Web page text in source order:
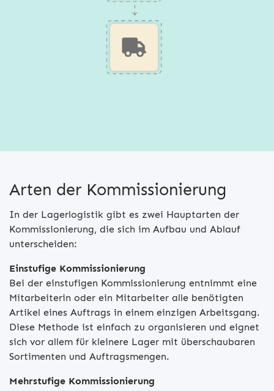
Arten der Kommissionierung
In der Lagerlogistik gibt es zwei Hauptarten der
Kommissionierung, die sich im Aufbau und Ablauf
unterscheiden:
Einstufige Kommissionierung
Bei der einstufigen Kommissionierung entnimmt eine
Mitarbeiterin oder ein Mitarbeiter alle benötigten
Artikel eines Auftrags in einem einzigen Arbeitsgang.
Diese Methode ist einfach zu organisieren und eignet
sich vor allem für kleinere Lager mit überschaubaren
Sortimenten und Auftragsmengen.
Mehrstufige Kommissionierung